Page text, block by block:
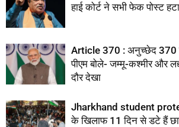
हाई कोर्ट ने सभी फेक पोस्ट
Article 370 : अनुच्छेद 370
पीएम बोले- जम्मू-कश्मीर और
दौर देखा
Jharkhand student
के खिलाफ 11 दिन से डटे हैं